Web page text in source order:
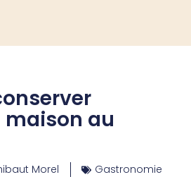
au
Morel Gastronomie